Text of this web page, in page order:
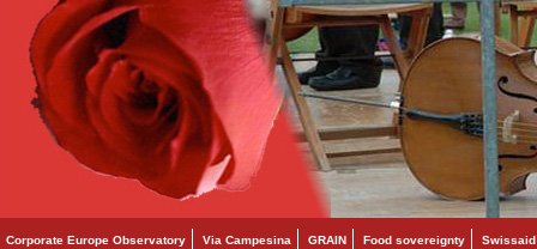
Corporate Europe Observatory Via Campesina GRAIN Food sovereignty Swissaid